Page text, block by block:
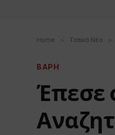
Home » Τοπικά Νέα »
ΒΑΡΗ
Έπεσε